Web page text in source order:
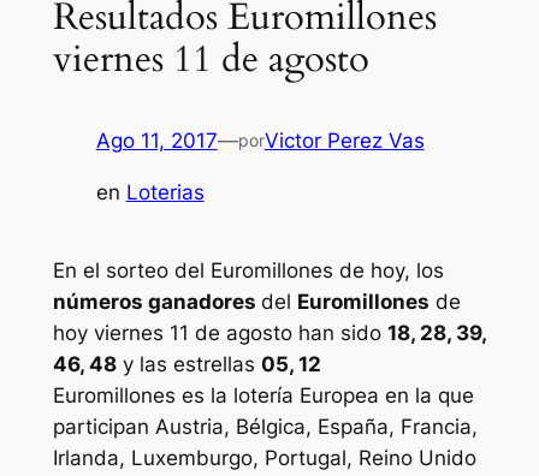
Resultados Euromillones
viernes 11 de agosto
Ago 11, 2017—porVictor Perez Vas
en Loterias
En el sorteo del Euromillones de hoy, los
números ganadores del Euromillones de
hoy viernes 11 de agosto han sido 18, 28, 39,
46, 48y las estrellas 05, 12
Euromillones es la lotería Europea en la que
participan Austria, Bélgica, España, Francia,
Irlanda, Luxemburgo, Portugal, Reino Unido